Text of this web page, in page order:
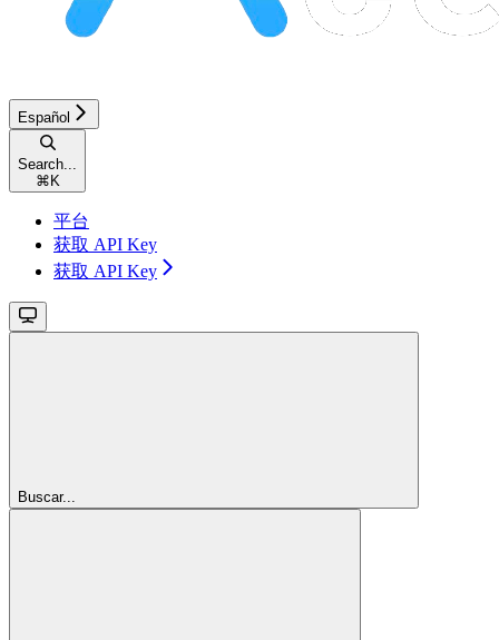
Español
Search...
⌘ K
平台
获取 API Key
获取 API Key
Buscar...